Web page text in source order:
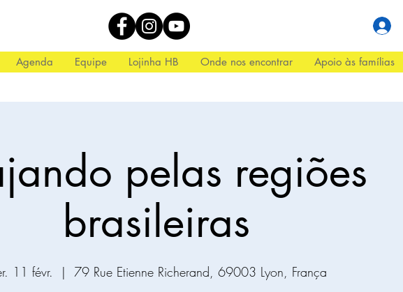
Agenda Equipe Lojinha HB Onde nos encontrar Apoio às famílias
pelas regiões
brasileiras
11 févr.
  |
79 Rue Etienne Richerand, 69003 Lyon, França